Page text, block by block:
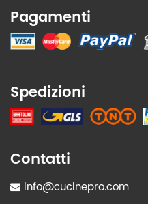
Pagamenti
Spedizioni
Contatti
info@cucinepro.com